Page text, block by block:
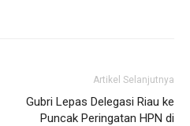
Artikel Selanjutnya
Gubri Lepas Delegasi Riau ke
Puncak Peringatan HPN di